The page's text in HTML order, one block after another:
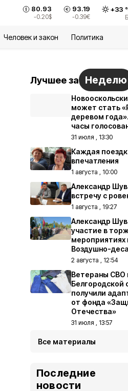
80.93
-0.20$
93.19
-0.39€
+33
Человек и закон Политика
Лучшее за Неделю
может стать
деревом
часы
31 июля , 13:30
Каждая
впечатления
1 августа , 10:00
Александр
встречу с
1 августа , 19:27
Александр
участие в
мероприятиях
Воздушно-
2 августа , 12:54
Ветераны СВО
Белгородской
получили
от фонда
Отечества»
31 июля , 13:57
Все материалы
Последние
новости